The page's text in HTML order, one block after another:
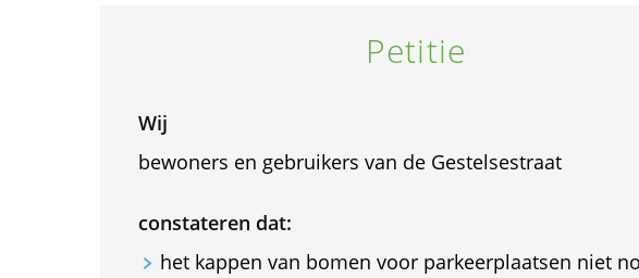
Petitie
Wij
bewoners en gebruikers van de Gestelsestraat
constateren dat:
het kappen van bomen voor parkeerplaatsen niet